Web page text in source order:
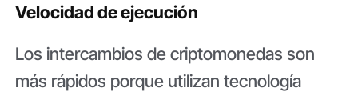
Velocidad de ejecución
Los intercambios de criptomonedas son
más rápidos porque utilizan tecnología